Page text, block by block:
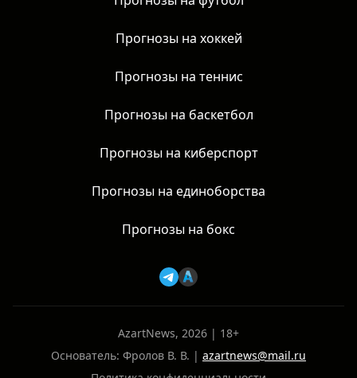
Прогнозы на хоккей
Прогнозы на теннис
Прогнозы на баскетбол
Прогнозы на киберспорт
Прогнозы на единоборства
Прогнозы на бокс
AzartNews, 2026 | 18+
Основатель: Фролов В. В. | azartnews@mail.ru